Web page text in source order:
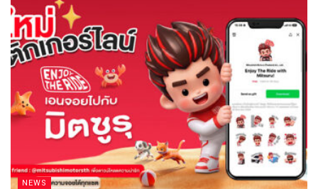
NEWS